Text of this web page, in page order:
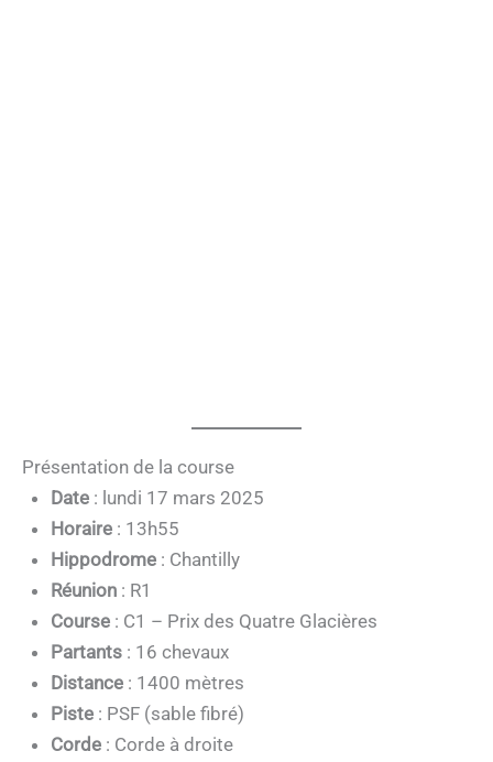
Présentation de la course
Date: lundi 17 mars 2025
Horaire: 13h55
Hippodrome: Chantilly
Réunion: R1
Course: C1 – Prix des Quatre Glacières
Partants: 16 chevaux
Distance: 1400 mètres
Piste: PSF (sable fibré)
Corde: Corde à droite